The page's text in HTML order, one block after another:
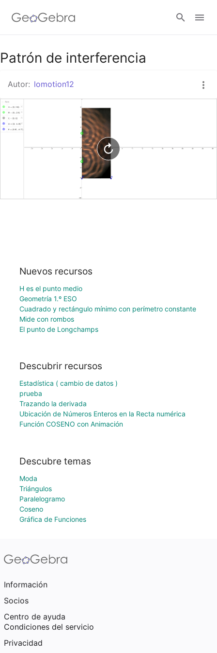
Google Classroom
GeoGebra Classroom
Abrir sesión
Patrón de interferencia
Autor: lomotion12
Nuevos recursos
H es el punto medio
Geometría 1.º ESO
Cuadrado y rectángulo mínimo con perímetro constante
Mide con rombos
El punto de Longchamps
Descubrir recursos
Estadística ( cambio de datos )
prueba
Trazando la derivada
Ubicación de Números Enteros en la Recta numérica
Función COSENO con Animación
Descubre temas
Moda
Triángulos
Paralelogramo
Coseno
Gráfica de Funciones
Información
Socios
Centro de ayuda
Condiciones del servicio
Privacidad